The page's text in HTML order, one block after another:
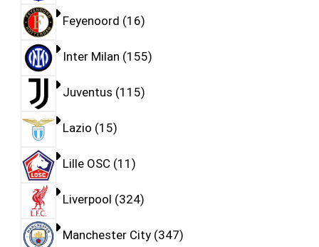
Feyenoord 16
Inter Milan 155
Juventus 115
Lazio 15
Lille OSC 11
Liverpool 324
Manchester City 347